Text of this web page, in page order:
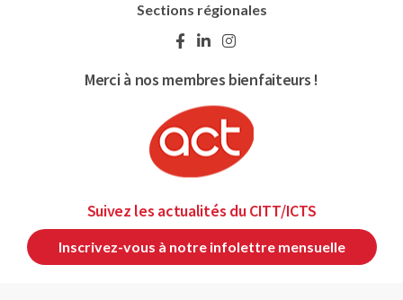
Sections régionales
Merci à nos membres bienfaiteurs !
Suivez les actualités du CITT/ICTS
Inscrivez-vous à notre infolettre mensuelle